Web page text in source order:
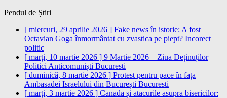
Pendul de Știri
[ miercuri, 29 aprilie 2026 ] Fake news în istorie: A fost
Octavian Goga înmormântat cu zvastica pe piept? Incorect
politic
[ marți, 10 martie 2026 ] 9 Martie 2026 – Ziua Deținuților
Politici Anticomuniști Bucuresti
[ duminică, 8 martie 2026 ] Protest pentru pace în fața
Ambasadei Israelului din București Bucuresti
[ marți, 3 martie 2026 ] Canada și atacurile asupra bisericilor: